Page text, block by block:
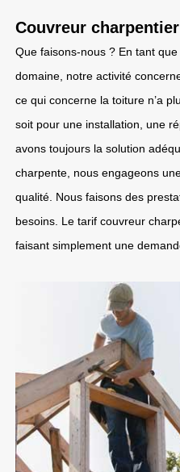
Couvreur
Que faisons-nous ? En tant
domaine, notre activité
ce qui concerne la toiture n’a
soit pour une installation, une
avons toujours la solution
charpente, nous engageons
qualité. Nous faisons des
besoins. Le tarif couvreur
faisant simplement une